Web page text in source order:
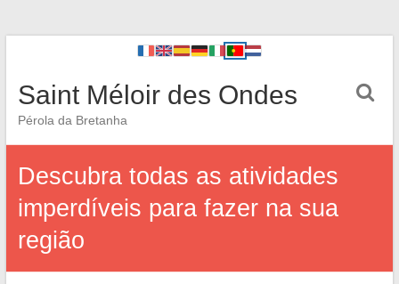
Saint Méloir des Ondes
Pérola da Bretanha
Descubra todas as atividades
imperdíveis para fazer na sua
região